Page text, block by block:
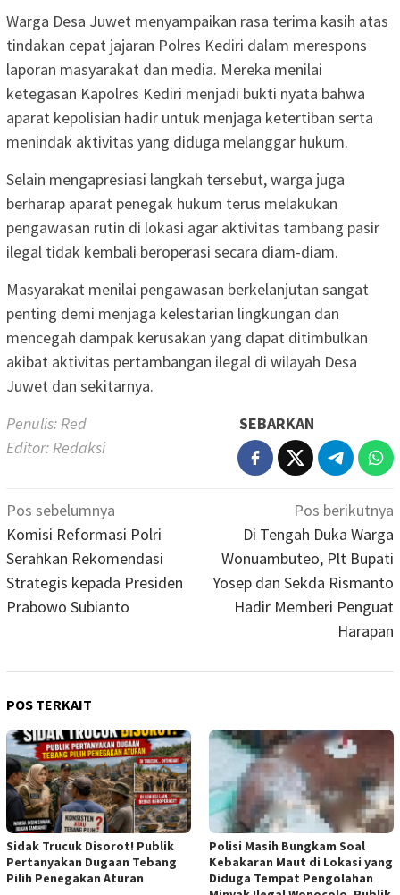
Warga Desa Juwet menyampaikan rasa terima kasih atas
tindakan cepat jajaran Polres Kediri dalam merespons
laporan masyarakat dan media. Mereka menilai
ketegasan Kapolres Kediri menjadi bukti nyata bahwa
aparat kepolisian hadir untuk menjaga ketertiban serta
menindak aktivitas yang diduga melanggar hukum.
Selain mengapresiasi langkah tersebut, warga juga
berharap aparat penegak hukum terus melakukan
pengawasan rutin di lokasi agar aktivitas tambang pasir
ilegal tidak kembali beroperasi secara diam-diam.
Masyarakat menilai pengawasan berkelanjutan sangat
penting demi menjaga kelestarian lingkungan dan
mencegah dampak kerusakan yang dapat ditimbulkan
akibat aktivitas pertambangan ilegal di wilayah Desa
Juwet dan sekitarnya.
Penulis: Red
Editor: Redaksi
SEBARKAN
Navigasi
pos
Pos sebelumnya
Komisi Reformasi Polri
Serahkan Rekomendasi
Strategis kepada Presiden
Prabowo Subianto
Pos berikutnya
Di Tengah Duka Warga
Wonuambuteo, Plt Bupati
Yosep dan Sekda Rismanto
Hadir Memberi Penguat
Harapan
POS TERKAIT
Sidak Trucuk Disorot! Publik
Pertanyakan Dugaan Tebang
Pilih Penegakan Aturan
Polisi Masih Bungkam Soal
Kebakaran Maut di Lokasi yang
Diduga Tempat Pengolahan